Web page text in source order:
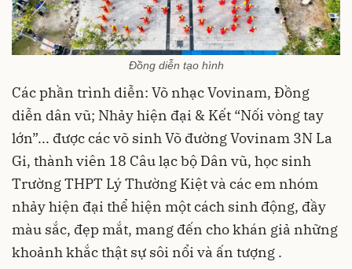
Đồng diễn tạo hình
Các phần trình diễn: Võ nhạc Vovinam, Đồng
diễn dân vũ; Nhảy hiện đại & Kết “Nối vòng tay
lớn”... được các võ sinh Võ đường Vovinam 3N La
Gi, thành viên 18 Câu lạc bộ Dân vũ, học sinh
Trường THPT Lý Thường Kiệt và các em nhóm
nhảy hiện đại thể hiện một cách sinh động, đầy
màu sắc, đẹp mắt, mang đến cho khán giả những
khoảnh khắc thật sự sôi nổi và ấn tượng .